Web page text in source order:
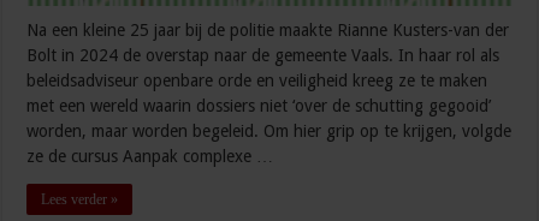
Na een kleine 25 jaar bij de politie maakte Rianne Kusters-van der
Bolt in 2024 de overstap naar de gemeente Vaals. In haar rol als
beleidsadviseur openbare orde en veiligheid kreeg ze te maken
met een wereld waarin dossiers niet ‘over de schutting gegooid’
worden, maar worden begeleid. Om hier grip op te krijgen, volgde
ze de cursus Aanpak complexe …
Lees verder »